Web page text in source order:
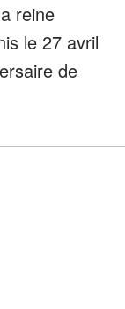
reine
le 27 avril
de